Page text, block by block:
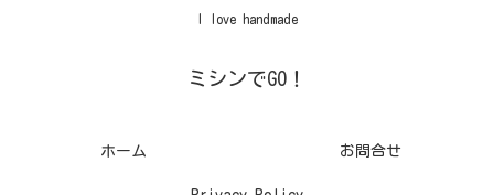
I love handmade
ミシンでGO！
ホーム お問合せ